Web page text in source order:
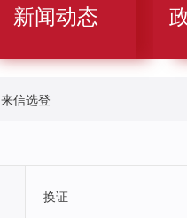
新闻动态
来信选登
换证